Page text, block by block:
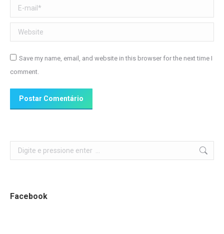
E-mail *
Website
Save my name, email, and website in this browser for the next time I
comment.
Postar Comentário
Search:
Facebook